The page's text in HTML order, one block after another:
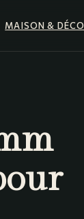
MAISON & DÉCO